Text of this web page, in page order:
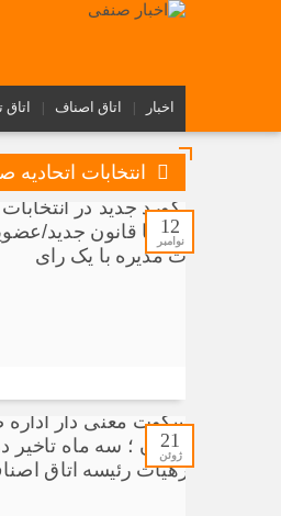
اخبار اتاق اصناف اتاق
انتخابات اتحادیه
12
نوامبر
21
ژوئن